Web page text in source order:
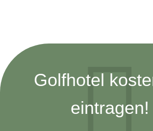
Golfhotel
eintragen!